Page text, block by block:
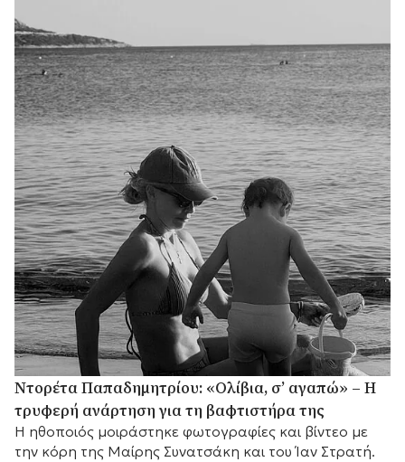
Ντορέτα Παπαδημητρίου: «Ολίβια, σ’ αγαπώ» – Η
τρυφερή ανάρτηση για τη βαφτιστήρα της
Η ηθοποιός μοιράστηκε φωτογραφίες και βίντεο με
την κόρη της Μαίρης Συνατσάκη και του Ίαν Στρατή.